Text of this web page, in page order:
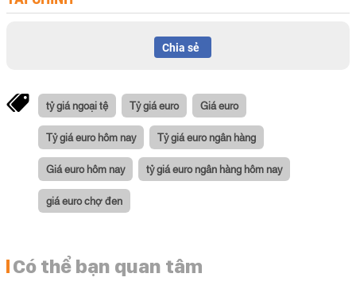
Chia sẻ
tỷ giá ngoại tệ Tỷ giá euro Giá euro
Tỷ giá euro hôm nay Tỷ giá euro ngân hàng
Giá euro hôm nay tỷ giá euro ngân hàng hôm nay
giá euro chợ đen
Có thể bạn quan tâm